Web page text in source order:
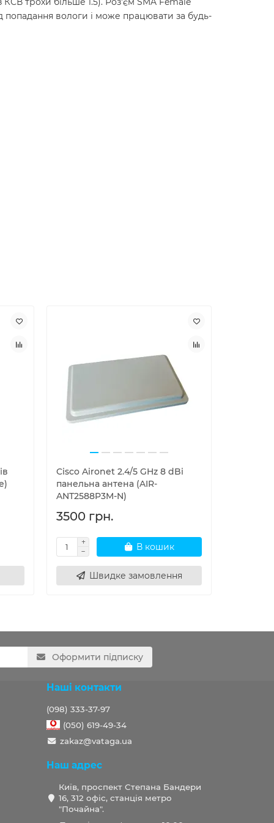
попадання вологи і може працювати за будь-
Cisco Aironet 2.4/5 GHz 8 dBi
панельна антена (AIR-
ANT2588P3M-N)
3500 грн.
В кошик
Швидке замовлення
Оформити підписку
Наші контакти
(098) 333-37-97
(050) 619-49-34
zakaz@vataga.ua
Наш адрес
Київ, проспект Степана Бандери
16, 312 офіс, станція метро
"Почайна".